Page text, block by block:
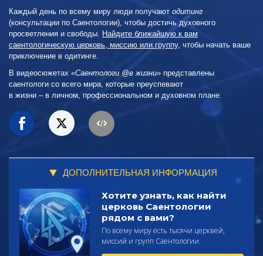
Каждый день по всему миру люди получают одитинг
(консультации по Саентологии), чтобы достичь духовного
просветления и свободы. Найдите ближайшую к вам
саентологическую церковь, миссию или группу, чтобы начать ваше
приключение в одитинге.
В видеосюжетах «Саентологи @в жизни» представлены
саентологи со всего мира, которые преуспевают
в жизни – в личном,
профессиональном и духовном плане.
ДОПОЛНИТЕЛЬНАЯ ИНФОРМАЦИЯ
Хотите узнать, как найти
церковь Саентологии
рядом с вами?
По всему миру есть тысячи церквей,
миссий и групп Саентологии.